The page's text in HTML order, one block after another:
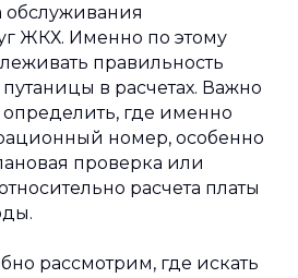
обслуживания
ЖКХ. Именно по этому
правильность
в расчетах. Важно
где именно
номер, особенно
проверка или
расчета платы
рассмотрим, где искать